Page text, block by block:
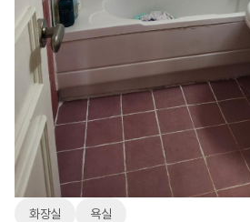
화장실 욕실